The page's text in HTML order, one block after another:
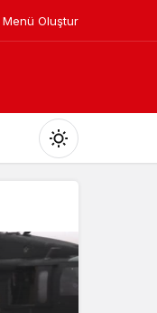
Menü Oluştur
Mod
değiştir